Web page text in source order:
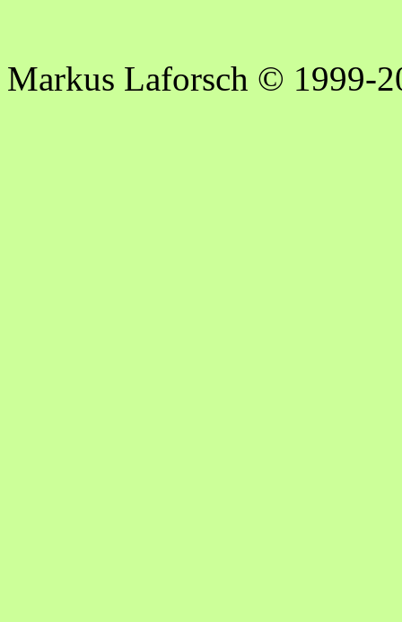
Markus Laforsch © 1999-